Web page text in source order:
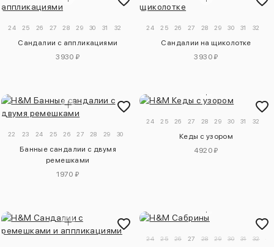
24 25 26 27 28 29 30 31 32
Сандалии с аппликациями
3930 ₽
24 25 26 27 28 29 30 31 32
Сандалии на щиколотке
3930 ₽
22 23 24 25 26 27 28 29 30
Банные сандалии с двумя
ремешками
1970 ₽
24 25 26 27 28 29 30 31 32
Кеды с узором
4920 ₽
24 25 26 27 28 29 30 31 32